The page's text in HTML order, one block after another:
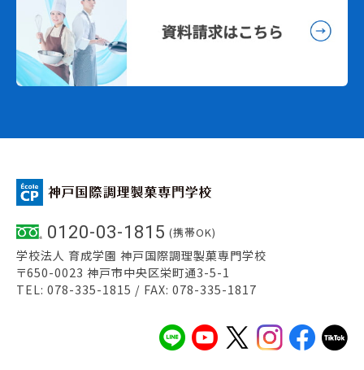
0120-03-1815 (携帯OK)
学校法人 育成学園 神戸国際調理製菓専門学校
〒650-0023 神戸市中央区栄町通3-5-1
TEL: 078-335-1815 / FAX: 078-335-1817